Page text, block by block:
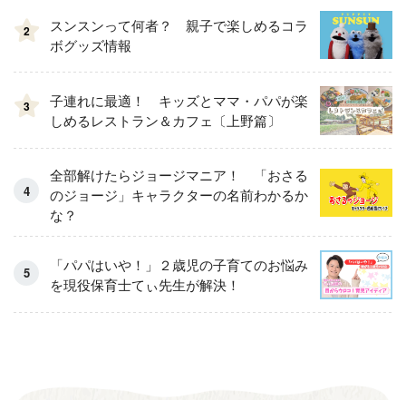
2
スンスンって何者？ 親子で楽しめるコラ
ボグッズ情報
3
子連れに最適！ キッズとママ・パパが楽
しめるレストラン＆カフェ〔上野篇〕
全部解けたらジョージマニア！ 「おさる
のジョージ」キャラクターの名前わかるか
な？
「パパはいや！」２歳児の子育てのお悩み
を現役保育士てぃ先生が解決！